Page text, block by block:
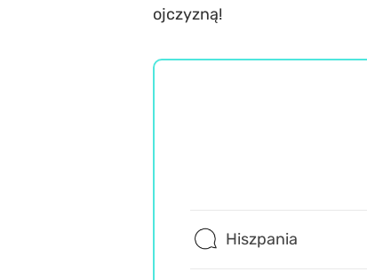
ojczyzną!
Hiszpania